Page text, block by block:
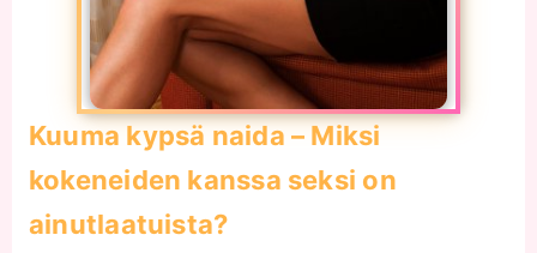
Kuuma kypsä naida – Miksi
kokeneiden kanssa seksi on
ainutlaatuista?